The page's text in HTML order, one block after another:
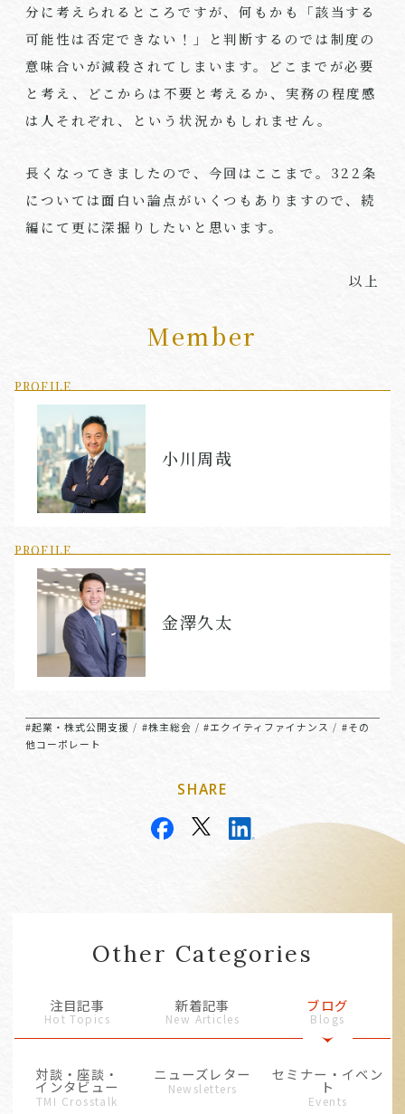
分に考えられるところですが、何もかも「該当する
可能性は否定できない！」と判断するのでは制度の
意味合いが減殺されてしまいます。どこまでが必要
と考え、どこからは不要と考えるか、実務の程度感
は人それぞれ、という状況かもしれません。
長くなってきましたので、今回はここまで。 322条
については面白い論点がいくつもありますので、続
編にて更に深掘りしたいと思います。
以上
Member
PROFILE
小川周哉
PROFILE
金澤久太
#起業・株式公開支援 / #株主総会 /#エクイティファイナンス / #その
他コーポレート
SHARE
Other Categories
注目記事
Hot Topics
新着記事
New Articles
ブログ
Blogs
対談・座談・
インタビュー
TMI Crosstalk
ニューズレター
Newsletters
セミナー・イベン
ト
Events